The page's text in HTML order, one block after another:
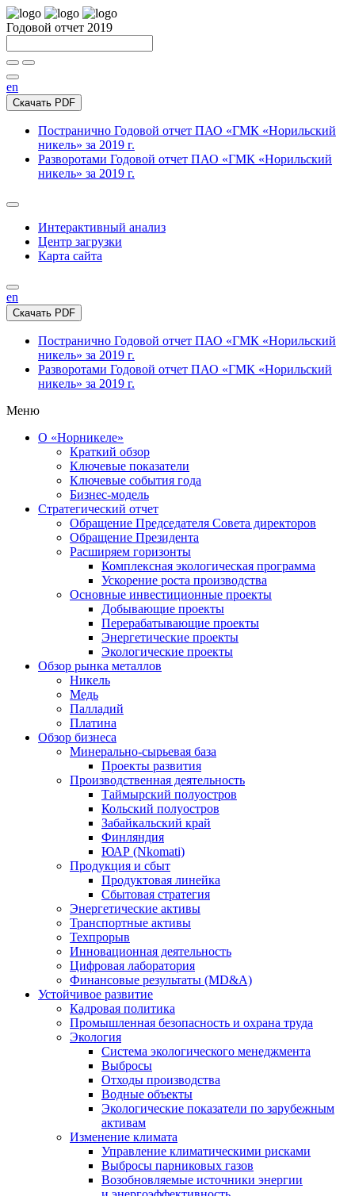
Годовой отчет 2019
en
Скачать PDF
Постранично Годовой отчет ПАО «ГМК «Норильский
никель» за 2019 г.
Разворотами Годовой отчет ПАО «ГМК «Норильский
никель» за 2019 г.
Интерактивный анализ
Центр загрузки
Карта сайта
en
Скачать PDF
Постранично Годовой отчет ПАО «ГМК «Норильский
никель» за 2019 г.
Разворотами Годовой отчет ПАО «ГМК «Норильский
никель» за 2019 г.
Меню
О «Норникеле»
Краткий обзор
Ключевые показатели
Ключевые события года
Бизнес-модель
Стратегический отчет
Обращение Председателя Совета директоров
Обращение Президента
Расширяем горизонты
Комплексная экологическая программа
Ускорение роста производства
Основные инвестиционные проекты
Добывающие проекты
Перерабатывающие проекты
Энергетические проекты
Экологические проекты
Обзор рынка металлов
Никель
Медь
Палладий
Платина
Обзор бизнеса
Минерально-сырьевая база
Проекты развития
Производственная деятельность
Таймырский полуостров
Кольский полуостров
Забайкальский край
Финляндия
ЮАР (Nkomati)
Продукция и сбыт
Продуктовая линейка
Сбытовая стратегия
Энергетические активы
Транспортные активы
Техпрорыв
Инновационная деятельность
Цифровая лаборатория
Финансовые результаты (MD&A)
Устойчивое развитие
Кадровая политика
Промышленная безопасность и охрана труда
Экология
Система экологического менеджмента
Выбросы
Отходы производства
Водные объекты
Экологические показатели по зарубежным
активам
Изменение климата
Управление климатическими рисками
Выбросы парниковых газов
Возобновляемые источники энергии